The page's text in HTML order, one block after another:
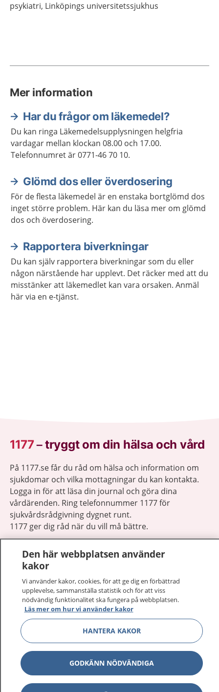
psykiatri, Linköpings universitetssjukhus
Mer information
Har du frågor om läkemedel?
Du kan ringa Läkemedelsupplysningen helgfria
vardagar mellan klockan 08.00 och 17.00.
Telefonnumret är 0771-46 70 10.
Glömd dos eller överdosering
För de flesta läkemedel är en enstaka bortglömd dos
inget större problem. Här kan du läsa mer om glömd
dos och överdosering.
Rapportera biverkningar
Du kan själv rapportera biverkningar som du eller
någon närstående har upplevt. Det räcker med att du
misstänker att läkemedlet kan vara orsaken. Anmäl
här via en e-tjänst.
1177–tryggt om din hälsa och vård
På 1177.se får du råd om hälsa och information om
sjukdomar och vilka mottagningar du kan kontakta.
Logga in för att läsa din journal och göra dina
vårdärenden. Ring telefonnummer 1177 för
sjukvårdsrådgivning dygnet runt.
1177 ger dig råd när du vill må bättre.
1177 på flera språk
Om 1177
Kontakt Visa
Den här webbplatsen använder
kakor
Vi använder kakor, cookies, för att ge dig en förbättrad
upplevelse, sammanställa statistik och för att viss
nödvändig funktionalitet ska fungera på webbplatsen.
Läs mer om hur vi använder kakor
HANTERA KAKOR
GODKÄNN NÖDVÄNDIGA